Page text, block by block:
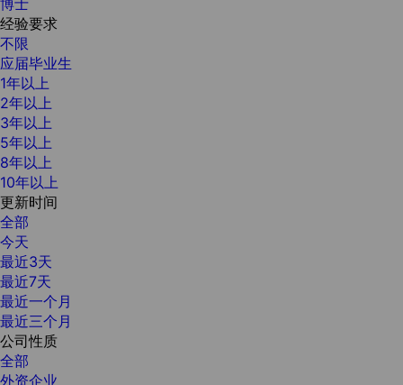
经验要求
不限
应届毕业生
1年以上
2年以上
3年以上
5年以上
8年以上
10年以上
更新时间
全部
今天
最近3天
最近7天
最近一个月
最近三个月
公司性质
全部
外资企业